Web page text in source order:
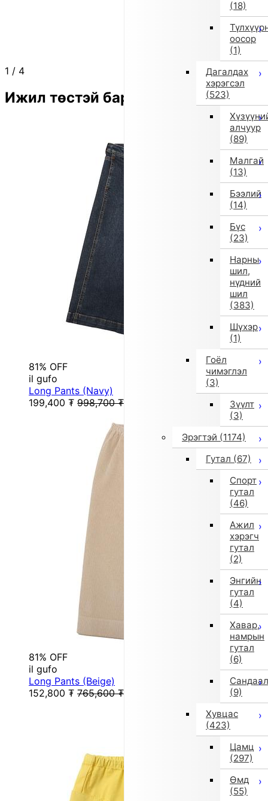
(18)
оосор
(1)
Дагалдах
хэрэгсэл
(523)
алчуур
(89)
Малгай
(13)
Бээлий
(14)
Бүс
(23)
Нарны
шил,
нүдний
шил
(383)
Шүхэр
(1)
Гоёл
чимэглэл
(3)
Зүүлт
(3)
Эрэгтэй (1174)
Гутал (67)
Спорт
гутал
(46)
Ажил
хэрэгч
гутал
(2)
Энгийн
гутал
(4)
Хавар,
намрын
гутал
(6)
Сандаал
(9)
Хувцас
(423)
Цамц
(297)
Өмд
(55)
1 / 4
Ижил төстэй бараа
81% OFF
il gufo
Long Pants (Navy)
199,400 ₮ 998,700 ₮
81% OFF
il gufo
Long Pants (Beige)
152,800 ₮ 765,600 ₮